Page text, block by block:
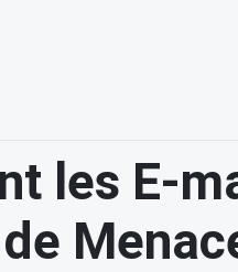
les E-